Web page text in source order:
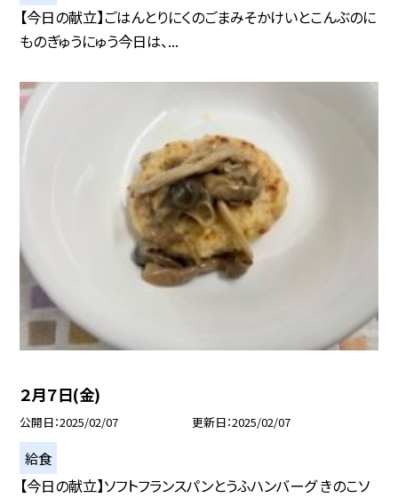
【今日の献立】ごはんとりにくのごまみそかけいとこんぶのに
ものぎゅうにゅう今日は、...
２月７日(金)
公開日 2025/02/07 更新日 2025/02/07
給食
【今日の献立】ソフトフランスパンとうふハンバーグ きのこソ